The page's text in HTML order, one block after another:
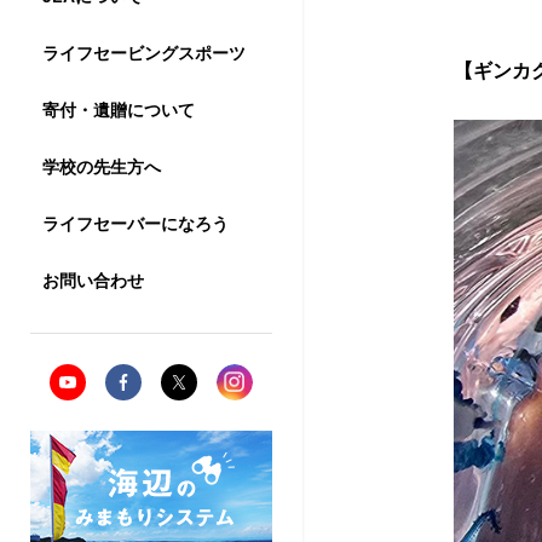
ライフセービングスポーツ
寄付・遺贈について
学校の先生方へ
ライフセーバーになろう
お問い合わせ
ト
ッ
プ
【ギンカ